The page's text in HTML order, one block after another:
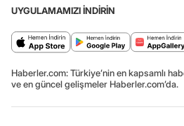
UYGULAMAMIZI İNDİRİN
Haberler.com: Türkiye’nin en kapsamlı
ve en güncel gelişmeler Haberler.com’da.